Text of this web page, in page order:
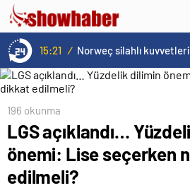
15:21 /
196 okunma
LGS açıklandı…
önemi: Lise seçerken
edilmeli?